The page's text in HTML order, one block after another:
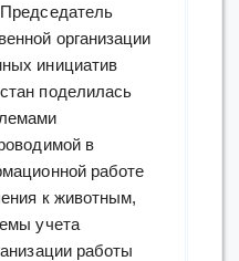
организации
инициатив
поделилась
в
работе
к животным,
учета
работы